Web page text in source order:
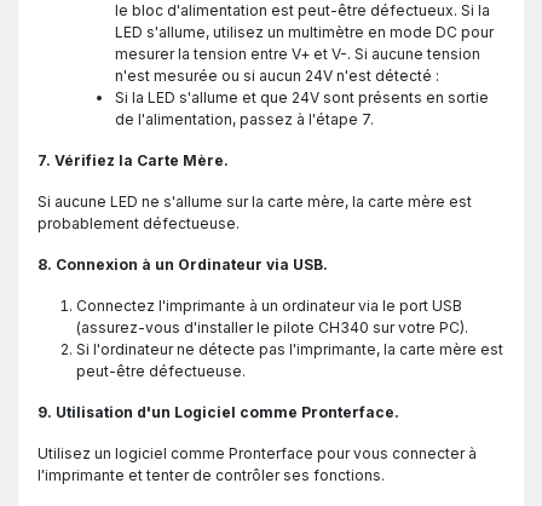
le bloc d'alimentation est peut-être défectueux. Si la
LED s'allume, utilisez un multimètre en mode DC pour
mesurer la tension entre V+ et V-. Si aucune tension
n'est mesurée ou si aucun 24V n'est détecté :
Si la LED s'allume et que 24V sont présents en sortie
de l'alimentation, passez à l'étape 7.
7. Vérifiez la Carte Mère.
Si aucune LED ne s'allume sur la carte mère, la carte mère est
probablement défectueuse.
8. Connexion à un Ordinateur via USB.
Connectez l'imprimante à un ordinateur via le port USB
(assurez-vous d'installer le pilote CH340 sur votre PC).
Si l'ordinateur ne détecte pas l'imprimante, la carte mère est
peut-être défectueuse.
9. Utilisation d'un Logiciel comme Pronterface.
Utilisez un logiciel comme Pronterface pour vous connecter à
l'imprimante et tenter de contrôler ses fonctions.